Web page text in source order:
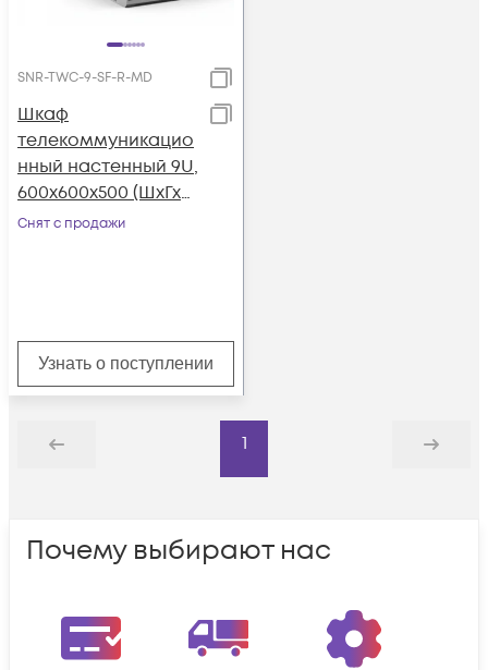
SNR-TWC-9-SF-R-MD
Шкаф
телекоммуникацио
нный настенный 9U,
600х600х500 (ШхГхВ)
(металлическая
Снят с продажи
Узнать о поступлении
Назад
1
Дальше
Почему выбирают нас